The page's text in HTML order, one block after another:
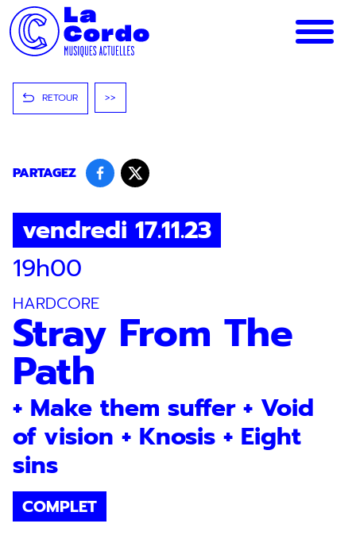
Panneau de gestion des cookies
RETOUR >>
PARTAGEZ
vendredi 17.11.23
19h00
HARDCORE
Stray From The
Path
+ Make them suffer + Void
of vision + Knosis + Eight
sins
COMPLET